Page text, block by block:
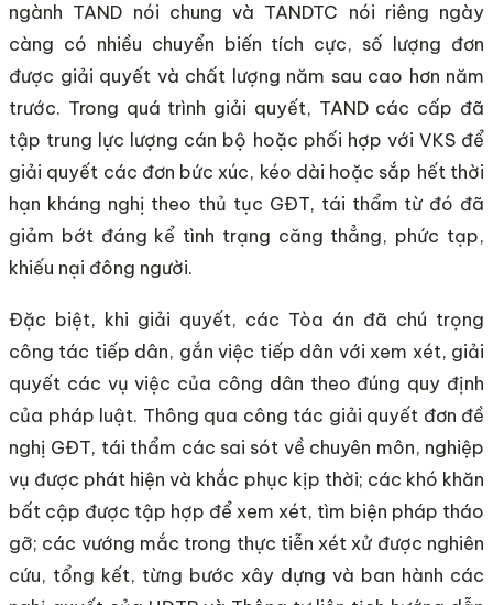
ngành TAND nói chung và TANDTC nói riêng ngày
càng có nhiều chuyển biến tích cực, số lượng đơn
được giải quyết và chất lượng năm sau cao hơn năm
trước. Trong quá trình giải quyết, TAND các cấp đã
tập trung lực lượng cán bộ hoặc phối hợp với VKS để
giải quyết các đơn bức xúc, kéo dài hoặc sắp hết thời
hạn kháng nghị theo thủ tục GĐT, tái thẩm từ đó đã
giảm bớt đáng kể tình trạng căng thẳng, phức tạp,
khiếu nại đông người.
Đặc biệt, khi giải quyết, các Tòa án đã chú trọng
công tác tiếp dân, gắn việc tiếp dân với xem xét, giải
quyết các vụ việc của công dân theo đúng quy định
của pháp luật. Thông qua công tác giải quyết đơn đề
nghị GĐT, tái thẩm các sai sót về chuyên môn, nghiệp
vụ được phát hiện và khắc phục kịp thời; các khó khăn
bất cập được tập hợp để xem xét, tìm biện pháp tháo
gỡ; các vướng mắc trong thực tiễn xét xử được nghiên
cứu, tổng kết, từng bước xây dựng và ban hành các